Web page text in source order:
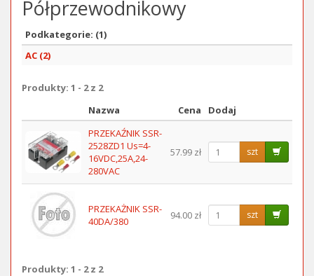
Półprzewodnikowy
Podkategorie: (1)
AC (2)
Produkty: 1 - 2 z 2
Obraz
Nazwa Cena
Dodaj
PRZEKAŹNIK SSR-
2528ZD1 Us=4-
16VDC,25A,24-
280VAC
57.99 zł szt
PRZEKAŻNIK SSR-
40DA/380
94.00 zł szt
Produkty: 1 - 2 z 2